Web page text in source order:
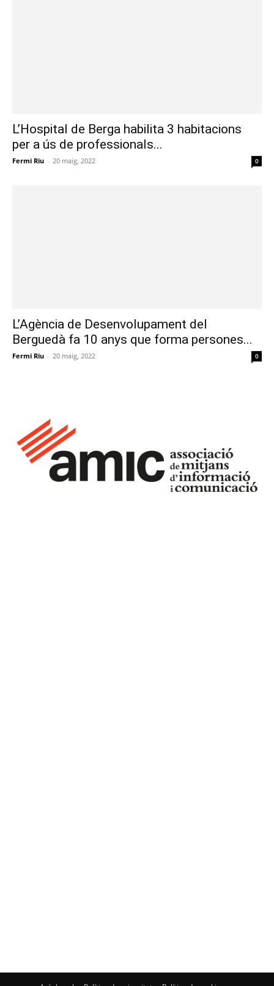
L’Hospital de Berga habilita 3 habitacions
per a ús de professionals...
Fermi Riu - 20 maig, 2022 0
L’Agència de Desenvolupament del
Berguedà fa 10 anys que forma persones...
Fermi Riu - 20 maig, 2022 0